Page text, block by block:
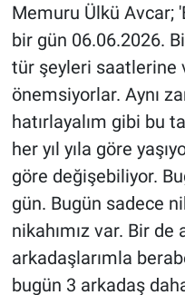
Memuru Ülkü Avcar;
bir gün 06.06.2026.
tür şeyleri saatlerine
önemsiyorlar. Aynı
hatırlayalım gibi bu
her yıl yıla göre
göre değişebiliyor.
gün. Bugün sadece
nikahımız var. Bir
arkadaşlarımla
bugün 3 arkadaş